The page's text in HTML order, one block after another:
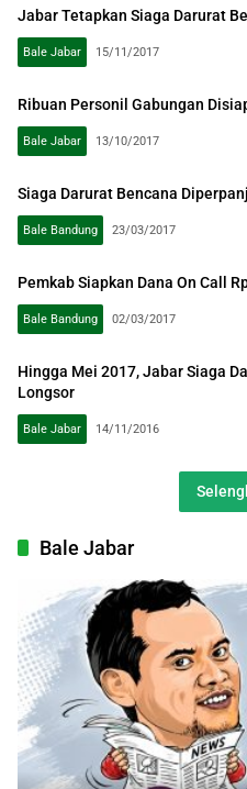
Jabar Tetapkan Siaga Darurat
Bale Jabar 15/11/2017
Ribuan Personil Gabungan
Bale Jabar 13/10/2017
Siaga Darurat Bencana
Bale Bandung 23/03/2017
Pemkab Siapkan Dana On Call
Bale Bandung 02/03/2017
Hingga Mei 2017, Jabar Siaga
Longsor
Bale Jabar 14/11/2016
Bale Jabar